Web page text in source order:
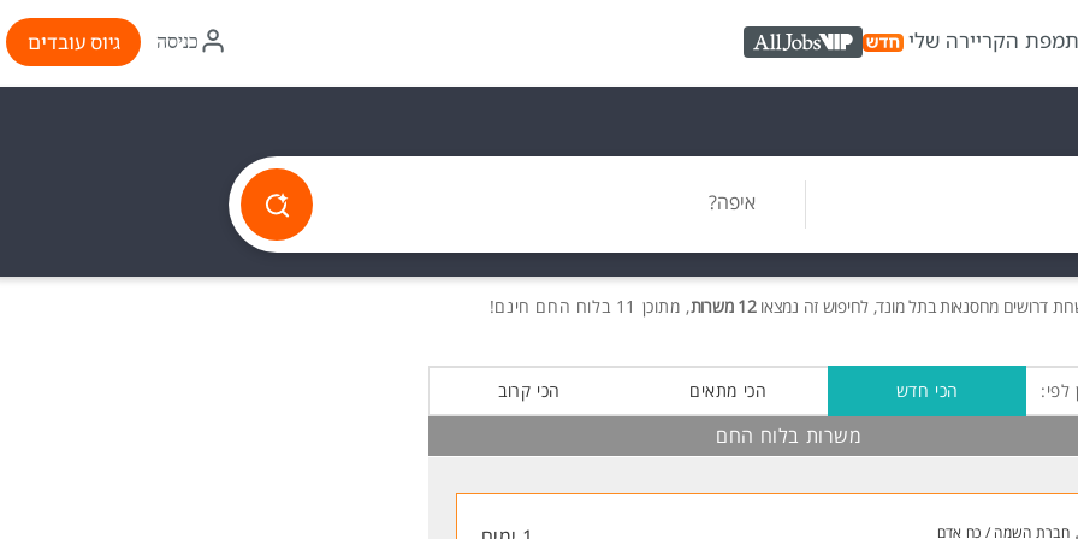
מפת הקריירה שלי AllJobs VIP
איקון
התחברות
כניסה גיוס עובדים
איפה?
דרושים מחסנאות בתל מונד, לחיפוש זה נמצאו12 משרות , מתוכן 11 בלוח החם חינם!
לפי: הכי חדש הכי מתאים הכי קרוב
משרות בלוח החם
חברת השמה / כח אדם